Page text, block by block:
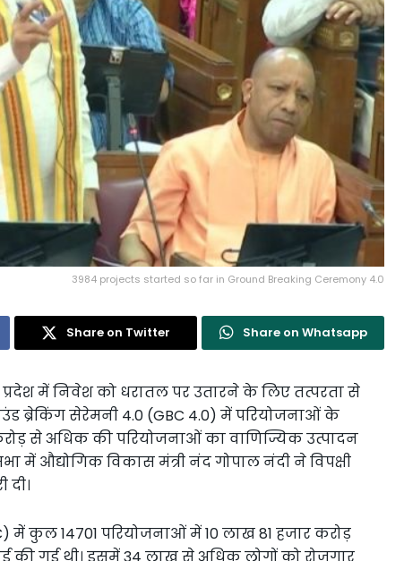
3984 projects started so far in Ground Breaking Ceremony 4.0
Share on Twitter Share on Whatsapp
में निवेश को धरातल पर उतारने के लिए तत्परता से
ब्रेकिंग सेरेमनी 4.0 (GBC 4.0) में परियोजनाओं के
से अधिक की परियोजनाओं का वाणिज्यिक उत्पादन
में औद्योगिक विकास मंत्री नंद गोपाल नंदी ने विपक्षी
में कुल 14701 परियोजनाओं में 10 लाख 81 हजार करोड़
की गई थी। इसमें 34 लाख से अधिक लोगों को रोजगार